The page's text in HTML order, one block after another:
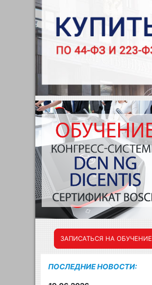
ЗАПИСАТЬСЯ НА ОБУЧЕНИЕ
ПОСЛЕДНИЕ НОВОСТИ: